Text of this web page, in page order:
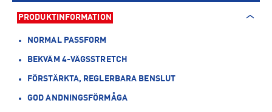
PRODUKTINFORMATION
NORMAL PASSFORM
BEKVÄM 4-VÄGSSTRETCH
FÖRSTÄRKTA, REGLERBARA BENSLUT
GOD ANDNINGSFÖRMÅGA